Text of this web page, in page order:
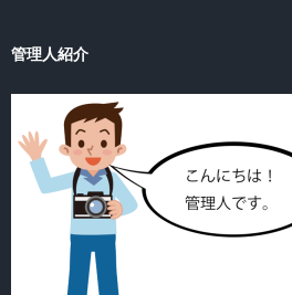
管理人紹介